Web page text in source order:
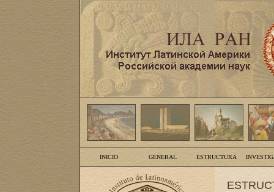
INICIO GENERAL ESTRUCTURA